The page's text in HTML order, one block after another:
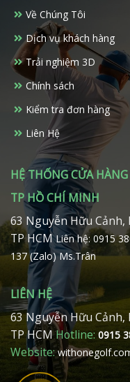
chọn
có
thể
được
chọn
trang
phẩm
Về Chúng Tôi
Dịch vụ khách hàng
Trải nghiệm 3D
Chính sách
Kiểm tra đơn hàng
Liên Hệ
HỆ THỐNG CỬA HÀNG
TP HỒ CHÍ MINH
63 Nguyễn Hữu
TP HCMLiên hệ: 0915
137 (Zalo) Ms.Trân
LIÊN HỆ
63 Nguyễn Hữu
TP HCMHotline: 0915
Website: